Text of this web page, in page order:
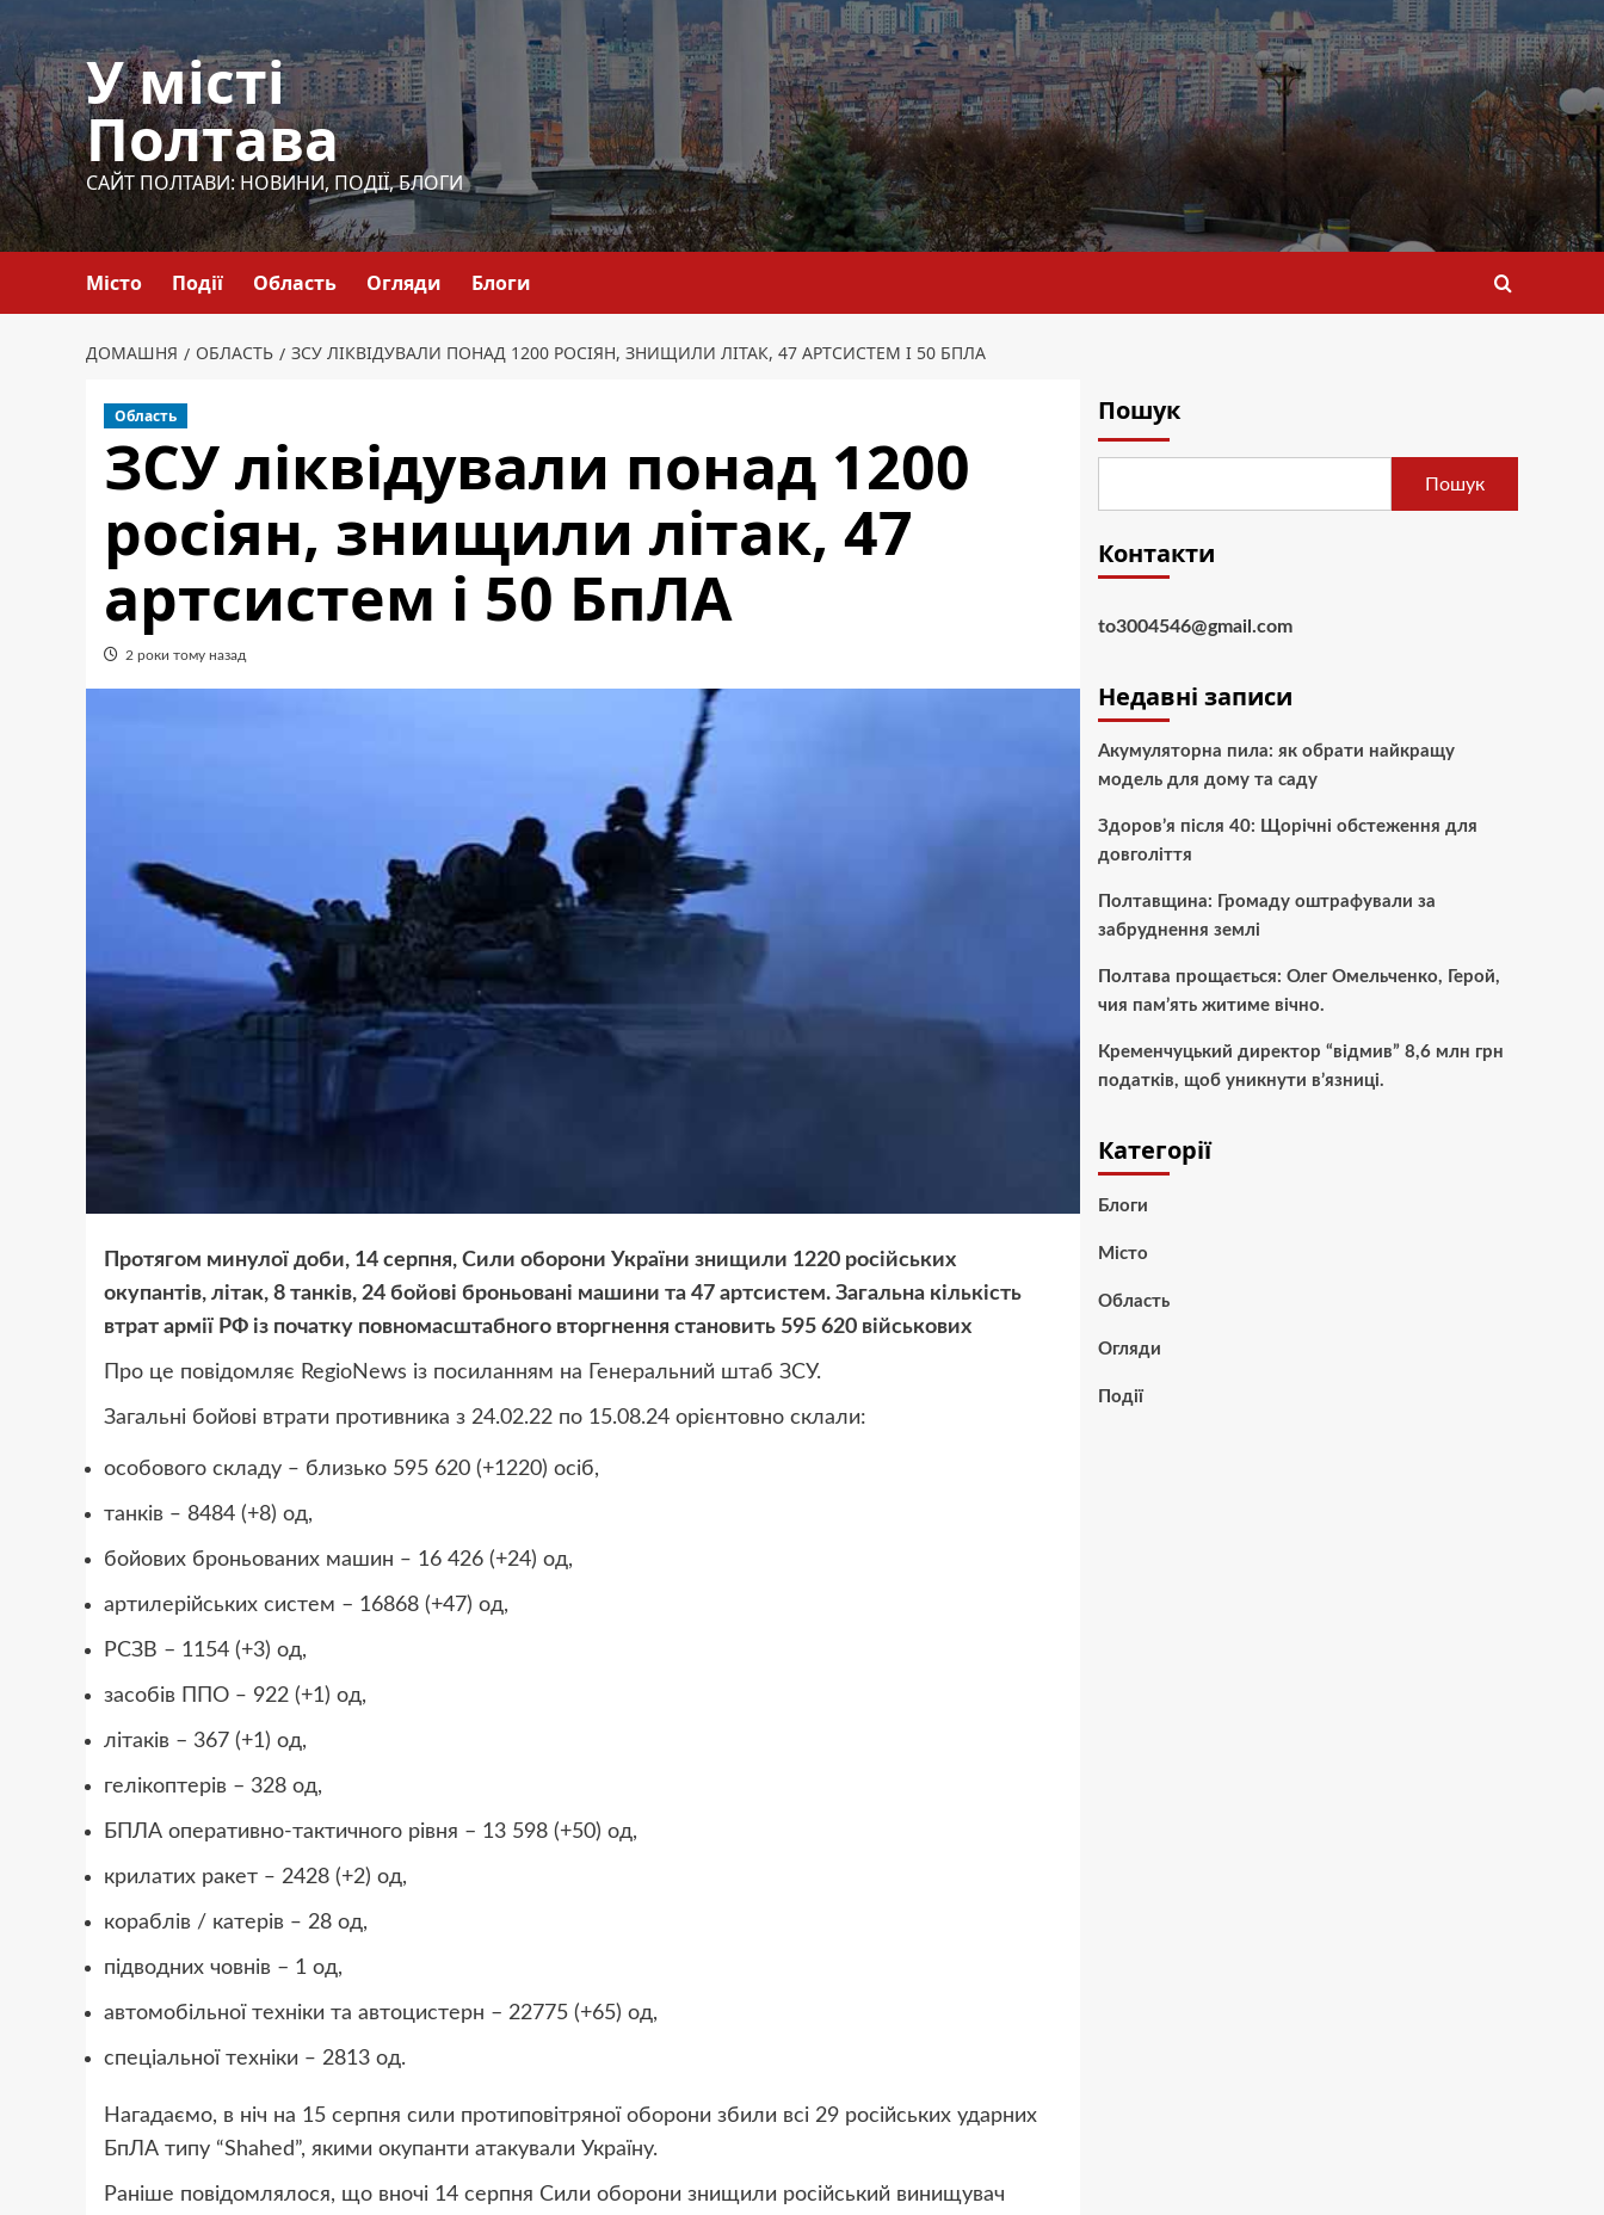
до
вмісту
У місті
Полтава
САЙТ ПОЛТАВИ: НОВИНИ, ПОДІЇ, БЛОГИ
Місто Події Область Огляди Блоги
ДОМАШНЯ ОБЛАСТЬ ЗСУ ЛІКВІДУВАЛИ ПОНАД 1200 РОСІЯН, ЗНИЩИЛИ ЛІТАК, 47 АРТСИСТЕМ І 50 БПЛА
Область
ЗСУ ліквідували понад 1200
росіян, знищили літак, 47
артсистем і 50 БпЛА
2 роки тому назад
Протягом минулої доби, 14 серпня, Сили оборони України знищили 1220 російських
окупантів, літак, 8 танків, 24 бойові броньовані машини та 47 артсистем. Загальна кількість
втрат армії РФ із початку повномасштабного вторгнення становить 595 620 військових
Про це повідомляє RegioNews із посиланням на Генеральний штаб ЗСУ.
Загальні бойові втрати противника з 24.02.22 по 15.08.24 орієнтовно склали:
особового складу ‒ близько 595 620 (+1220) осіб,
танків ‒ 8484 (+8) од,
бойових броньованих машин ‒ 16 426 (+24) од,
артилерійських систем – 16868 (+47) од,
РСЗВ – 1154 (+3) од,
засобів ППО ‒ 922 (+1) од,
літаків – 367 (+1) од,
гелікоптерів – 328 од,
БПЛА оперативно-тактичного рівня – 13 598 (+50) од,
крилатих ракет ‒ 2428 (+2) од,
кораблів / катерів ‒ 28 од,
підводних човнів – 1 од,
автомобільної техніки та автоцистерн – 22775 (+65) од,
спеціальної техніки ‒ 2813 од.
Нагадаємо, в ніч на 15 серпня сили протиповітряної оборони збили всі 29 російських ударних
БпЛА типу “Shahed”, якими окупанти атакували Україну.
Раніше повідомлялося, що вночі 14 серпня Сили оборони знищили російський винищувач
Пошук
Пошук
Контакти
to3004546@gmail.com
Недавні записи
Акумуляторна пила: як обрати найкращу
модель для дому та саду
Здоров’я після 40: Щорічні обстеження для
довголіття
Полтавщина: Громаду оштрафували за
забруднення землі
Полтава прощається: Олег Омельченко, Герой,
чия пам’ять житиме вічно.
Кременчуцький директор “відмив” 8,6 млн грн
податків, щоб уникнути в’язниці.
Категорії
Блоги
Місто
Область
Огляди
Події